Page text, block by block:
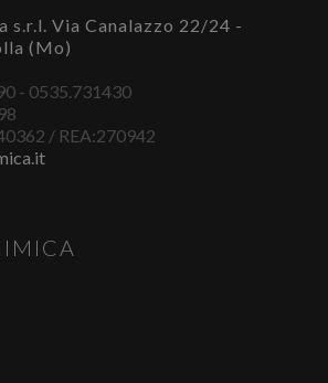
s.r.l. Via Canalazzo 22/24 -
(Mo)
- 0535.731430
/ REA:270942